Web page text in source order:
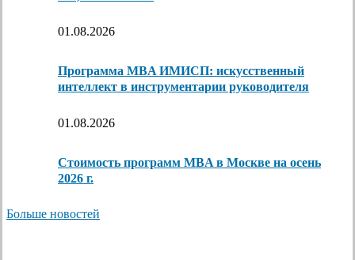
01.08.2026
Программа MBA ИМИСП: искусственный
интеллект в инструментарии руководителя
01.08.2026
Стоимость программ MBA в Москве на осень
2026 г.
Больше новостей